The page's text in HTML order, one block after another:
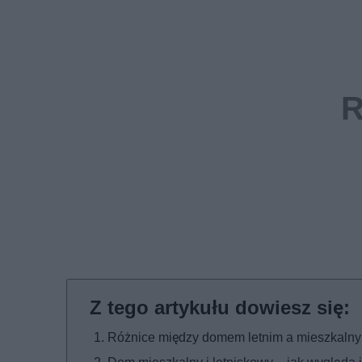
Różnice między domem letnim a